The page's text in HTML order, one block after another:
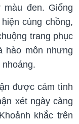
đen. Giống
cùng chồng,
trang phục
hào môn nhưng
được cảm tình
xét ngày càng
khắc trên